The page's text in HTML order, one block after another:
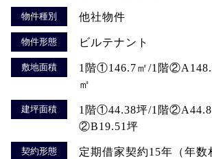
物件種別 他社物件
物件形態 ビルテナント
敷地面積
1階①146.7㎡/1階
㎡
建坪面積
1階①44.38坪/1階
②B19.51坪
契約形態 定期借家契約15年（年数